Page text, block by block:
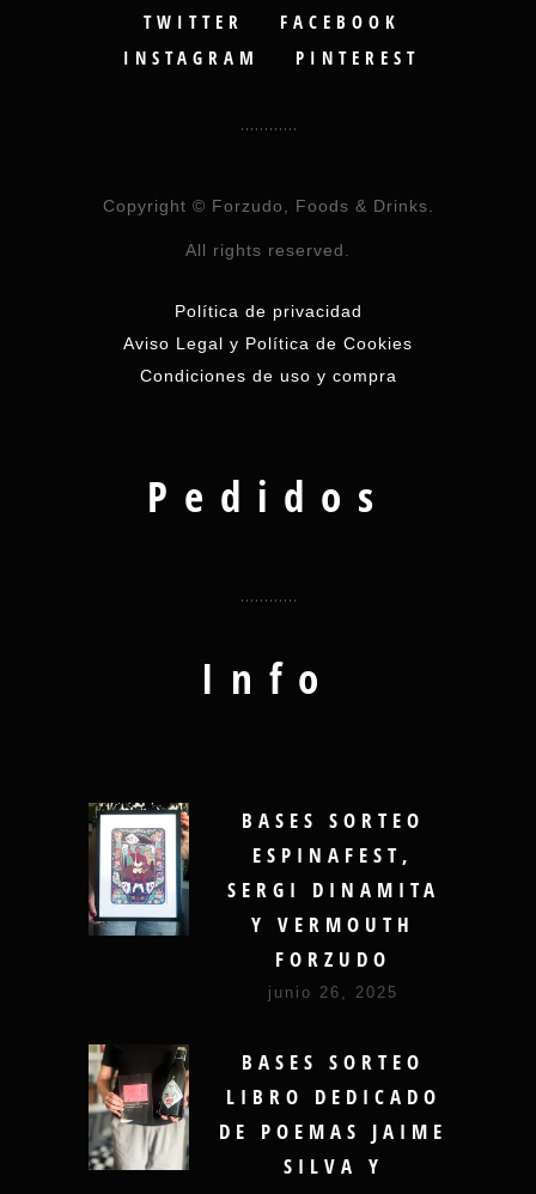
TWITTER
FACEBOOK
INSTAGRAM
PINTEREST
Copyright © Forzudo, Foods & Drinks.
All rights reserved.
Política de privacidad
Aviso Legal y Política de Cookies
Condiciones de uso y compra
Pedidos
Info
BASES SORTEO
ESPINAFEST,
SERGI DINAMITA
Y VERMOUTH
FORZUDO
junio 26, 2025
BASES SORTEO
LIBRO DEDICADO
DE POEMAS JAIME
SILVA Y